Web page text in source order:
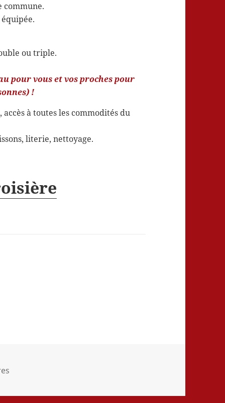
commune.
ou triple.
pour vous et vos proches pour
!
à toutes les commodités du
literie, nettoyage.